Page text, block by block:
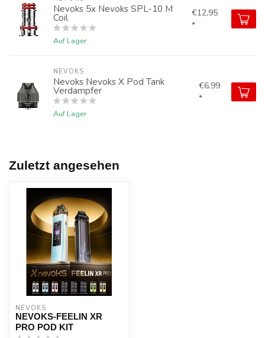
Nevoks 5x Nevoks SPL-10 M
Coil
Auf Lager
€12,95
*
NEVOKS
Nevoks Nevoks X Pod Tank
Verdampfer
Auf Lager
€6,99
*
Zuletzt angesehen
NEVOKS
NEVOKS-FEELIN XR
PRO POD KIT